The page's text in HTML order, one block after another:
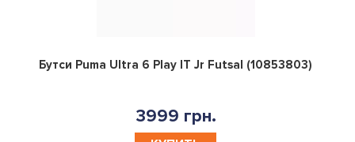
0
Бутси Puma Ultra 6 Play IT Jr Futsal (10853803)
3999 грн.